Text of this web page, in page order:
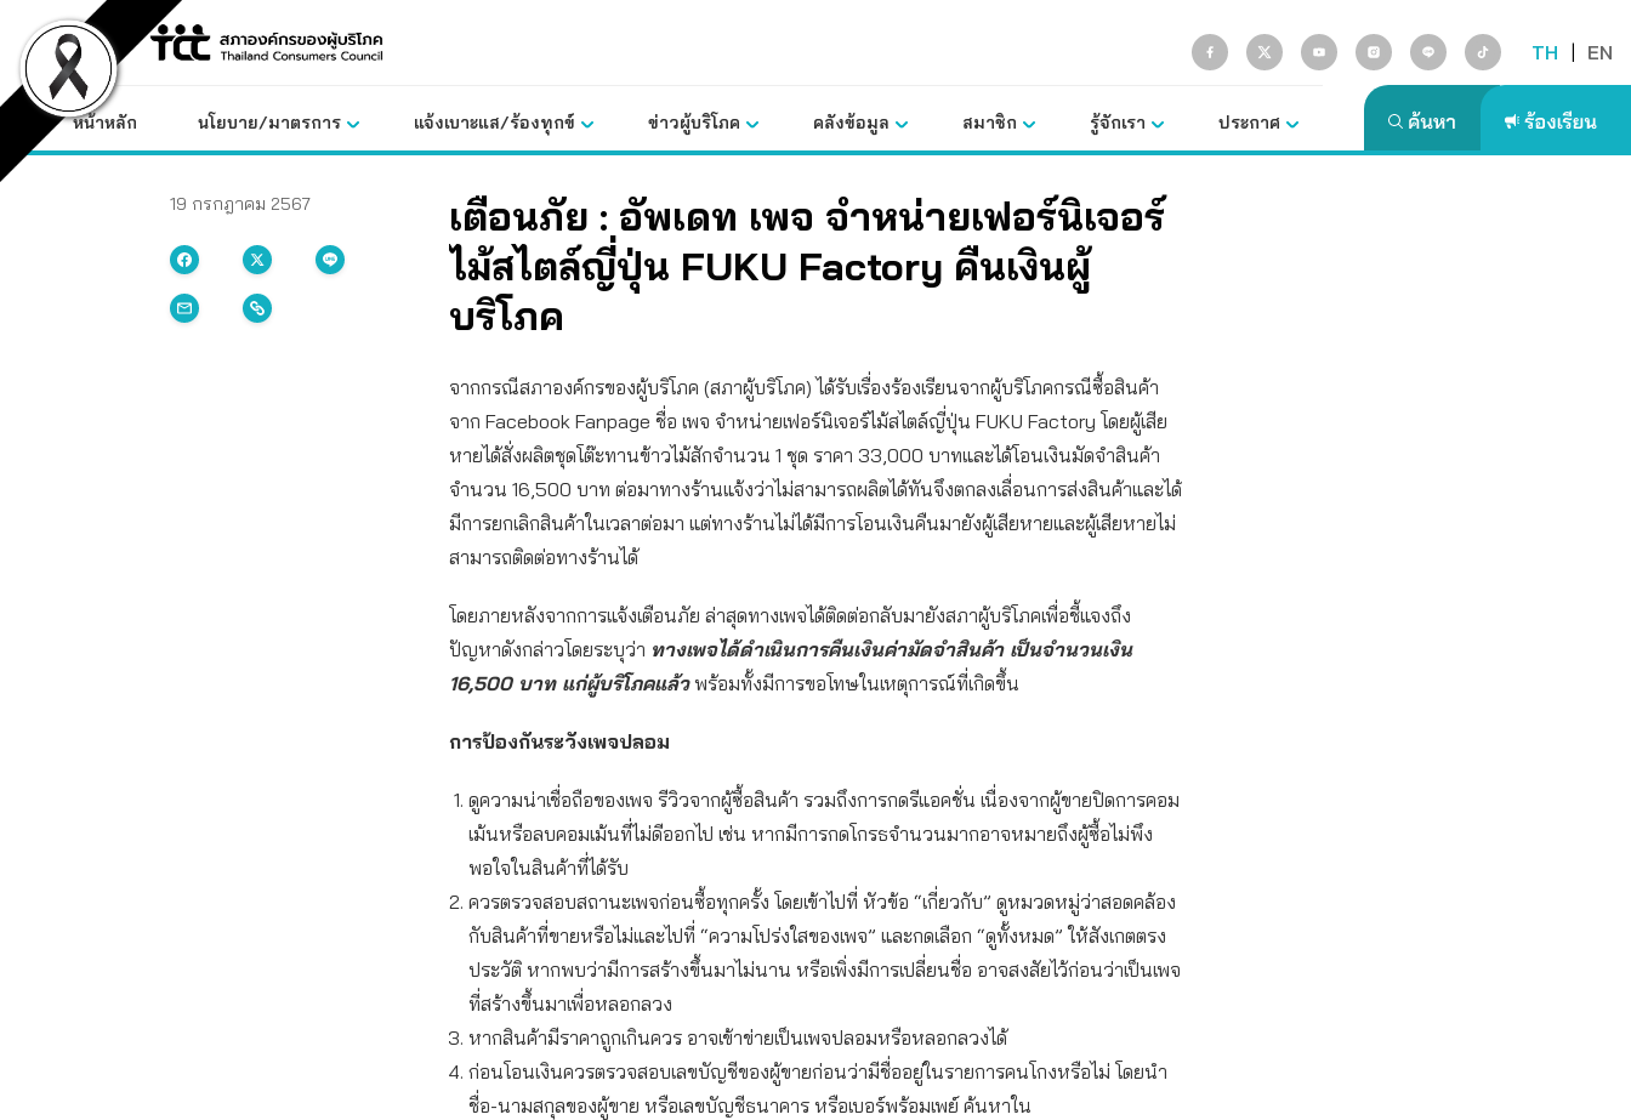
content
TH | EN
หน้าหลัก นโยบาย/มาตรการ แจ้งเบาะแส/ร้องทุกข์ ข่าวผู้บริโภค คลังข้อมูล สมาชิก รู้จักเรา ประกาศ
19 กรกฎาคม 2567
เตือนภัย : อัพเดท เพจ จำหน่ายเฟอร์นิเจอร์
ไม้สไตล์ญี่ปุ่น FUKU Factory คืนเงินผู้
บริโภค
จากกรณีสภาองค์กรของผู้บริโภค (สภาผู้บริโภค) ได้รับเรื่องร้องเรียนจากผู้บริโภคกรณีซื้อสินค้า
จาก Facebook Fanpage ชื่อ เพจ จำหน่ายเฟอร์นิเจอร์ไม้สไตล์ญี่ปุ่น FUKU Factory โดยผู้เสีย
หายได้สั่งผลิตชุดโต๊ะทานข้าวไม้สักจำนวน 1 ชุด ราคา 33,000 บาทและได้โอนเงินมัดจำสินค้า
จำนวน 16,500 บาท ต่อมาทางร้านแจ้งว่าไม่สามารถผลิตได้ทันจึงตกลงเลื่อนการส่งสินค้าและได้
มีการยกเลิกสินค้าในเวลาต่อมา แต่ทางร้านไม่ได้มีการโอนเงินคืนมายังผู้เสียหายและผู้เสียหายไม่
สามารถติดต่อทางร้านได้
โดยภายหลังจากการแจ้งเตือนภัย ล่าสุดทางเพจได้ติดต่อกลับมายังสภาผู้บริโภคเพื่อชี้แจงถึง
ปัญหาดังกล่าวโดยระบุว่า ทางเพจได้ดำเนินการคืนเงินค่ามัดจำสินค้า เป็นจำนวนเงิน
16,500 บาท แก่ผู้บริโภคแล้วพร้อมทั้งมีการขอโทษในเหตุการณ์ที่เกิดขึ้น
การป้องกันระวังเพจปลอม
ดูความน่าเชื่อถือของเพจ รีวิวจากผู้ซื้อสินค้า รวมถึงการกดรีแอคชั่น เนื่องจากผู้ขายปิดการคอม
เม้นหรือลบคอมเม้นที่ไม่ดีออกไป เช่น หากมีการกดโกรธจำนวนมากอาจหมายถึงผู้ซื้อไม่พึง
พอใจในสินค้าที่ได้รับ
ควรตรวจสอบสถานะเพจก่อนซื้อทุกครั้ง โดยเข้าไปที่ หัวข้อ “เกี่ยวกับ” ดูหมวดหมู่ว่าสอดคล้อง
กับสินค้าที่ขายหรือไม่และไปที่ “ความโปร่งใสของเพจ” และกดเลือก “ดูทั้งหมด” ให้สังเกตตรง
ประวัติ หากพบว่ามีการสร้างขึ้นมาไม่นาน หรือเพิ่งมีการเปลี่ยนชื่อ อาจสงสัยไว้ก่อนว่าเป็นเพจ
ที่สร้างขึ้นมาเพื่อหลอกลวง
หากสินค้ามีราคาถูกเกินควร อาจเข้าข่ายเป็นเพจปลอมหรือหลอกลวงได้
ก่อนโอนเงินควรตรวจสอบเลขบัญชีของผู้ขายก่อนว่ามีชื่ออยู่ในรายการคนโกงหรือไม่ โดยนำ
ชื่อ-นามสกุลของผู้ขาย หรือเลขบัญชีธนาคาร หรือเบอร์พร้อมเพย์ ค้นหาใน